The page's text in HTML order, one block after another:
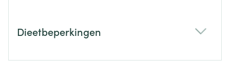
Dieetbeperkingen